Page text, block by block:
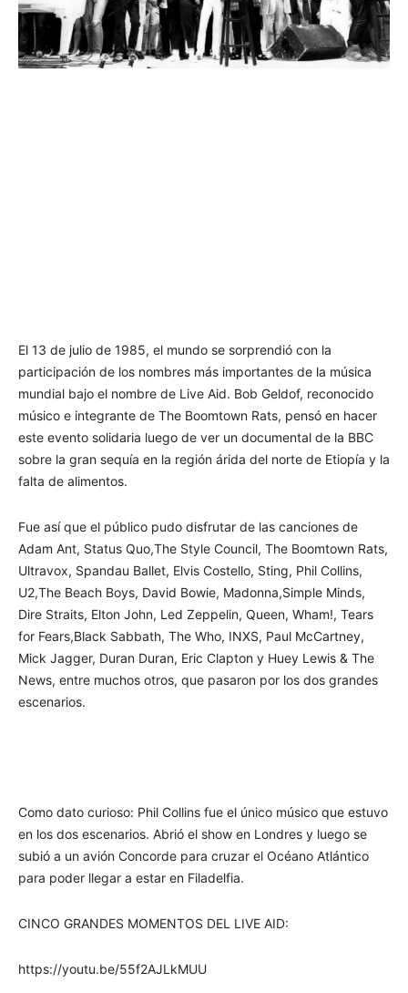
El 13 de julio de 1985, el mundo se sorprendió con la
participación de los nombres más importantes de la música
mundial bajo el nombre de Live Aid. Bob Geldof, reconocido
músico e integrante de The Boomtown Rats, pensó en hacer
este evento solidaria luego de ver un documental de la BBC
sobre la gran sequía en la región árida del norte de Etiopía y la
falta de alimentos.
Fue así que el público pudo disfrutar de las canciones de
Adam Ant, Status Quo,The Style Council, The Boomtown Rats,
Ultravox, Spandau Ballet, Elvis Costello, Sting, Phil Collins,
U2,The Beach Boys, David Bowie, Madonna,Simple Minds,
Dire Straits, Elton John, Led Zeppelin, Queen, Wham!, Tears
for Fears,Black Sabbath, The Who, INXS, Paul McCartney,
Mick Jagger, Duran Duran, Eric Clapton y Huey Lewis & The
News, entre muchos otros, que pasaron por los dos grandes
escenarios.
Como dato curioso: Phil Collins fue el único músico que estuvo
en los dos escenarios. Abrió el show en Londres y luego se
subió a un avión Concorde para cruzar el Océano Atlántico
para poder llegar a estar en Filadelfia.
CINCO GRANDES MOMENTOS DEL LIVE AID:
https://youtu.be/55f2AJLkMUU